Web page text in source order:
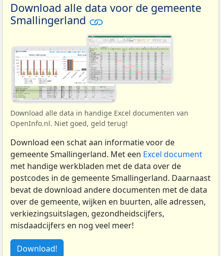
Download alle data voor de gemeente
Smallingerland
Download alle data in handige Excel documenten van
OpenInfo.nl. Niet goed, geld terug!
Download een schat aan informatie voor de
gemeente Smallingerland. Met een Excel document
met handige werkbladen met de data over de
postcodes in de gemeente Smallingerland. Daarnaast
bevat de download andere documenten met de data
over de gemeente, wijken en buurten, alle adressen,
verkiezingsuitslagen, gezondheidscijfers,
misdaadcijfers en nog veel meer!
Download!